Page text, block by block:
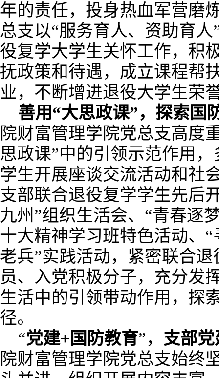
年的责任，投身热血军营磨
总支以“服务育人、资助育
役复学大学生关怀工作，积
抚政策和待遇，成立课程帮
业，不断增进退役大学生荣
善用“大思政课”，探索国
院财富管理学院党总支高度
思政课”中的引领示范作用
学生开展座谈交流活动和社
支部联合退役复学学生先后
九州”组织生活会、“青春逐
十大精神学习班特色活动、
老兵”实践活动，紧密联合
员、入党积极分子，充分发
生活中的引领带动作用，探
径。
“党建+国防教育”，支部党
院财富管理学院党总支始终